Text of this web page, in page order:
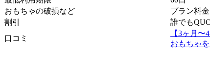
おもちゃの破損など
プラン料
割引
誰でも
口コミ
【3ヶ月
おもちゃ